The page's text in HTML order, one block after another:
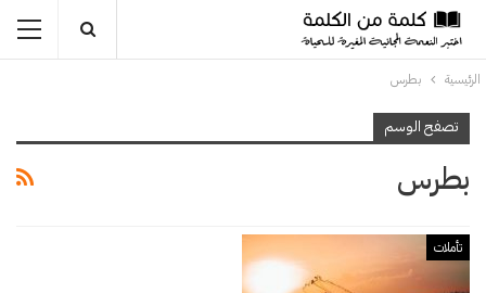
الرئيسية بطرس
تصفح الوسم
بطرس
تأملات